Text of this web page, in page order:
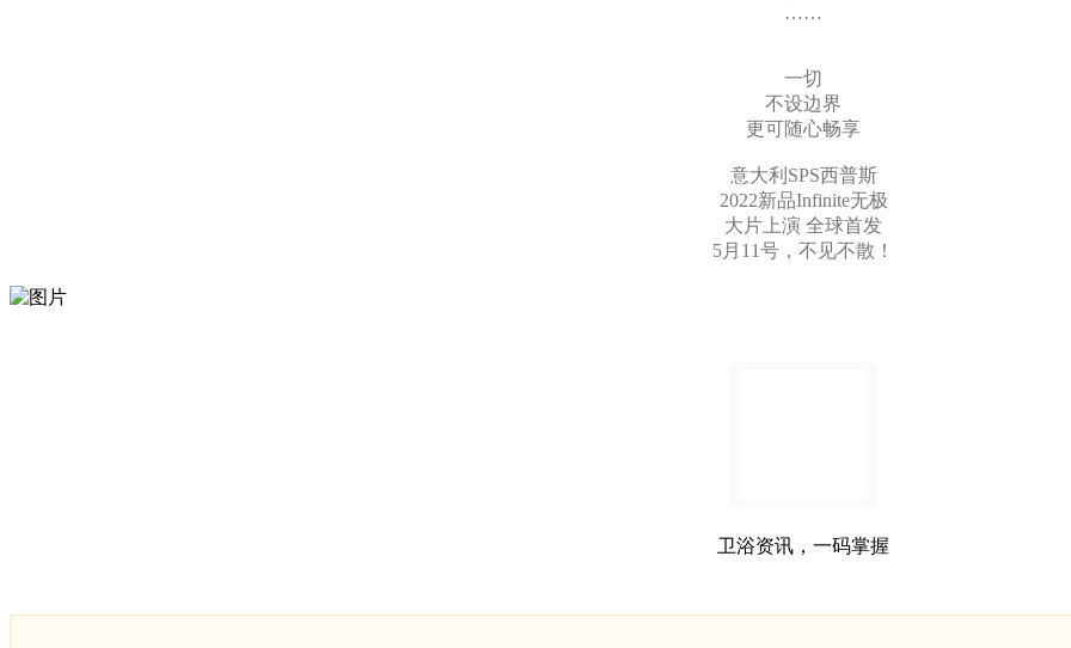
……
一切
不设边界
更可随心畅享
意大利SPS西普斯
2022新品Infinite无极
大片上演 全球首发
5月11号，不见不散！
卫浴资讯，一码掌握